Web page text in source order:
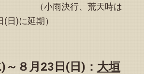
箱(音楽関連情報)」のページを開設し
小雨決行、荒天時は
日)に延期）
～８月23日(日)： 大垣